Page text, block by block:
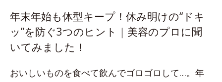
年末年始も体型キープ！休み明けの“ドキ
ッ”を防ぐ3つのヒント｜美容のプロに聞
いてみました！
おいしいものを食べて飲んでゴロゴロして…。年